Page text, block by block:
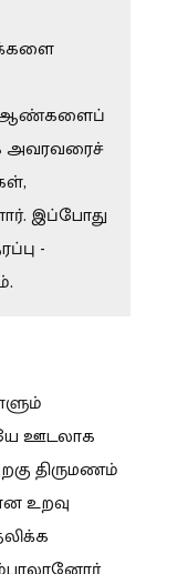
ஆண்களைப்
அவரவரைச்
இப்போது
-
ஊடலாக
திருமணம்
உறவு